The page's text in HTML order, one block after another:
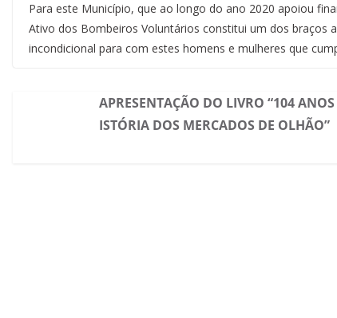
Para este Município, que ao longo do ano 2020 apoiou
Ativo dos Bombeiros Voluntários constitui um dos braços
incondicional para com estes homens e mulheres que
APRESENTAÇÃO DO LIVRO “104 ANOS
ISTÓRIA DOS MERCADOS DE OLHÃO”